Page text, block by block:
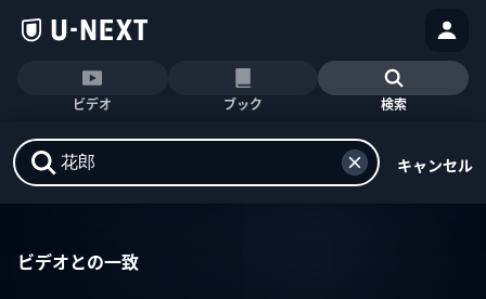
ビデオ ブック 検索
キャンセル
ビデオとの一致